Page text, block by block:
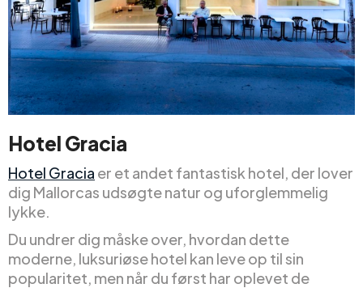
Hotel Gracia
Hotel Gracia er et andet fantastisk hotel, der lover
dig Mallorcas udsøgte natur og uforglemmelig
lykke.
Du undrer dig måske over, hvordan dette
moderne, luksuriøse hotel kan leve op til sin
popularitet, men når du først har oplevet de